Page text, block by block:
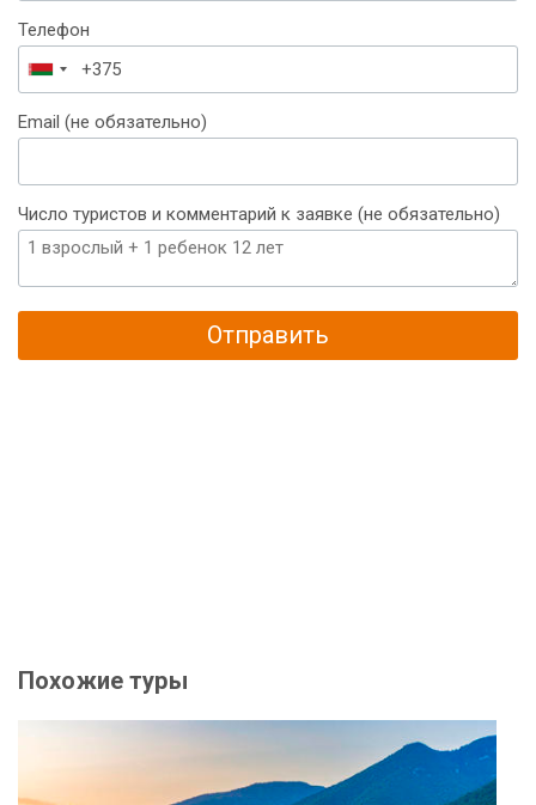
Телефон
Беларусь
+375
Email (не обязательно)
Число туристов и комментарий к заявке (не обязательно)
Отправить
Похожие туры